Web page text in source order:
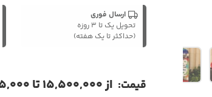
ارسال فوری
تحویل یک تا ۳ روزه
(حداکثر تا یک هفته)
قیمت: از 15,500,000 تا 20,825,000 تومان